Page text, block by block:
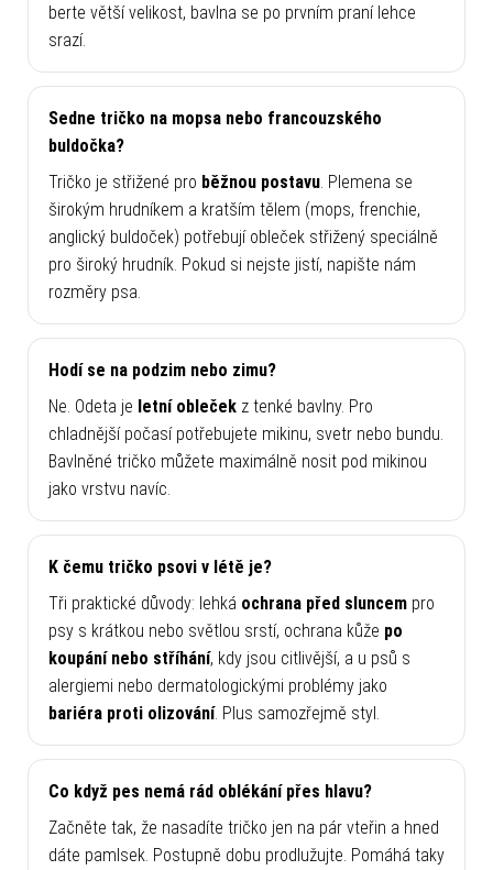
berte větší velikost, bavlna se po prvním praní lehce
srazí.
Sedne tričko na mopsa nebo francouzského
buldočka?
Tričko je střižené pro běžnou postavu . Plemena se
širokým hrudníkem a kratším tělem (mops, frenchie,
anglický buldoček) potřebují obleček střižený speciálně
pro široký hrudník. Pokud si nejste jistí, napište nám
rozměry psa.
Hodí se na podzim nebo zimu?
Ne. Odeta je letní obleček z tenké bavlny. Pro
chladnější počasí potřebujete mikinu, svetr nebo bundu.
Bavlněné tričko můžete maximálně nosit pod mikinou
jako vrstvu navíc.
K čemu tričko psovi v létě je?
Tři praktické důvody: lehká ochrana před sluncem pro
psy s krátkou nebo světlou srstí, ochrana kůže po
koupání nebo stříhání, kdy jsou citlivější, a u psů s
alergiemi nebo dermatologickými problémy jako
bariéra proti olizování. Plus samozřejmě styl.
Co když pes nemá rád oblékání přes hlavu?
Začněte tak, že nasadíte tričko jen na pár vteřin a hned
dáte pamlsek. Postupně dobu prodlužujte. Pomáhá taky